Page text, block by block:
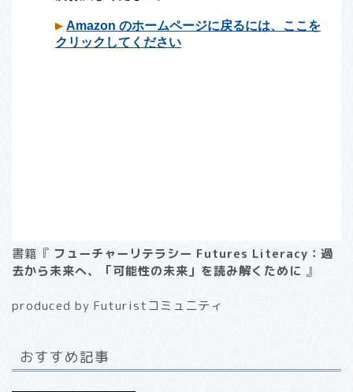
書籍『 フューチャーリテラシー Futures Literacy：過
去から未来へ、「可能性の未来」を読み解くために 』
produced by Futuristコミュニティ
おすすめ記事